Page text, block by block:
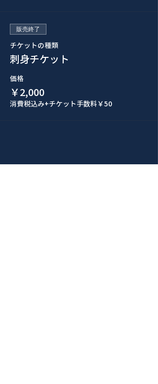
販売終了
チケットの種類
刺身チケット
価格
￥2,000
消費税込み+チケット手数料￥50